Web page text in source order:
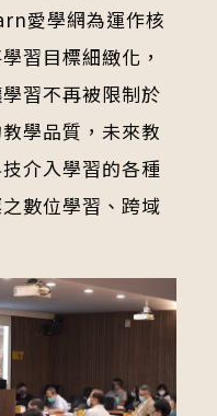
愛學網為運作核
習目標細緻化，
習不再被限制於
學品質，未來教
介入學習的各種
數位學習、跨域